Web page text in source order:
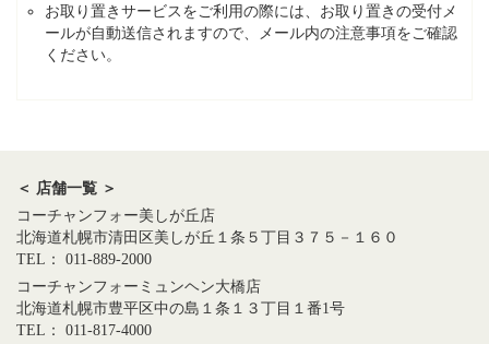
お取り置きサービスをご利用の際には、お取り置きの受付メ
ールが自動送信されますので、メール内の注意事項をご確認
ください。
＜ 店舗一覧 ＞
コーチャンフォー美しが丘店
北海道札幌市清田区美しが丘１条５丁目３７５－１６０
TEL： 011-889-2000
コーチャンフォーミュンヘン大橋店
北海道札幌市豊平区中の島１条１３丁目１番1号
TEL： 011-817-4000